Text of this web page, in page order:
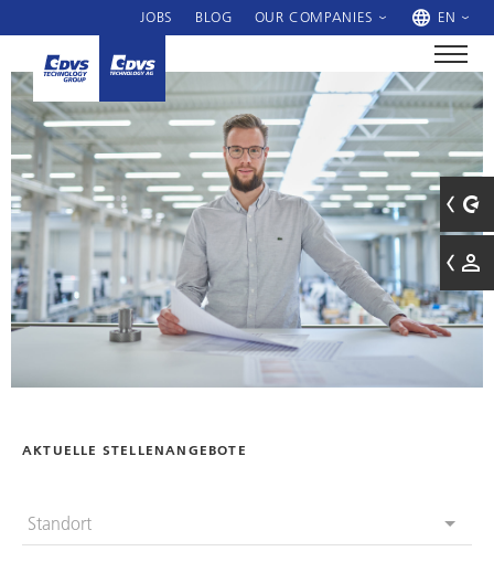
JOBS BLOG OUR COMPANIES EN
AKTUELLE STELLENANGEBOTE
Standort